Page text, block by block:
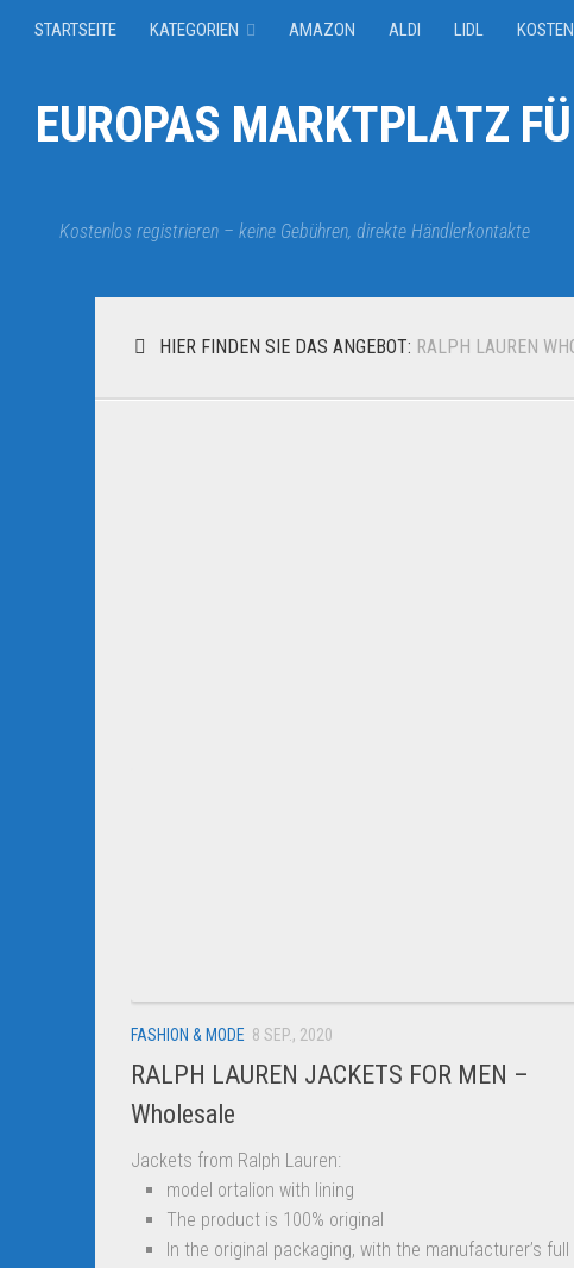
STARTSEITE KATEGORIEN AMAZON ALDI LIDL
EUROPAS MARKTPLATZ
Kostenlos registrieren – keine Gebühren, direkte Händlerkontakte
HIER FINDEN SIE DAS ANGEBOT: RALPH LAUREN
FASHION & MODE 8 SEP., 2020
RALPH LAUREN JACKETS FOR MEN –
Wholesale
Jackets from Ralph Lauren:
model ortalion with lining
The product is 100% original
In the original packaging, with the manufacturer’s